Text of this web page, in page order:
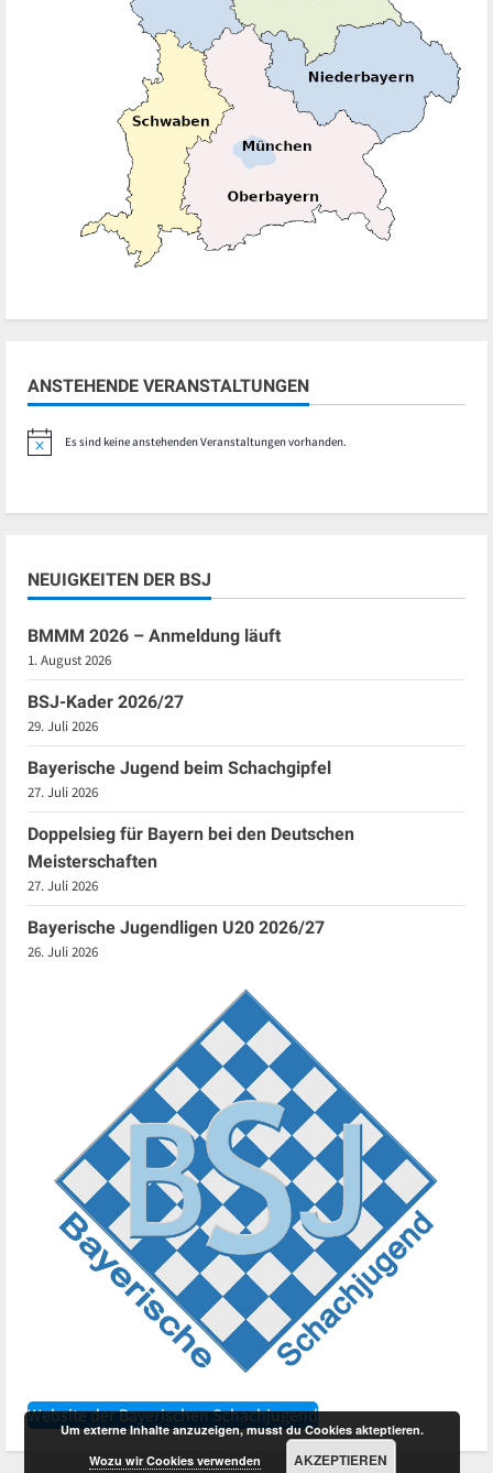
ANSTEHENDE VERANSTALTUNGEN
HinweisEs sind keine anstehenden Veranstaltungen vorhanden.
NEUIGKEITEN DER BSJ
BMMM 2026 – Anmeldung läuft
1. August 2026
BSJ-Kader 2026/27
29. Juli 2026
Bayerische Jugend beim Schachgipfel
27. Juli 2026
Doppelsieg für Bayern bei den Deutschen
Meisterschaften
27. Juli 2026
Bayerische Jugendligen U20 2026/27
26. Juli 2026
Website der Bayerischen Schachjugend
Um externe Inhalte anzuzeigen, musst du Cookies akteptieren.
Wozu wir Cookies verwenden
AKZEPTIEREN